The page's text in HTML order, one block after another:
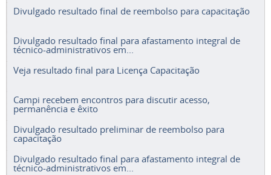
Divulgado resultado final de reembolso para capacitação
Divulgado resultado final para afastamento integral de
técnico-administrativos em...
Veja resultado final para Licença Capacitação
Campi recebem encontros para discutir acesso,
permanência e êxito
Divulgado resultado preliminar de reembolso para
capacitação
Divulgado resultado final para afastamento integral de
técnico-administrativos em...